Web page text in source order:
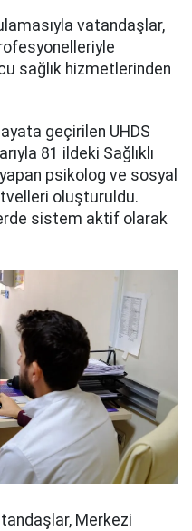
vatandaşlar,
sağlık hizmetlerinden
geçirilen UHDS
81 ildeki Sağlıklı
psikolog ve sosyal
oluşturuldu.
sistem aktif olarak
Merkezi